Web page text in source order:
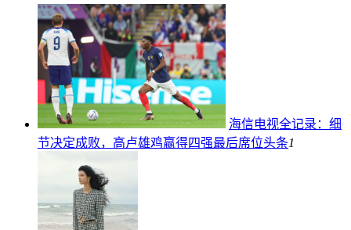
海信电视全记录：细
节决定成败，高卢雄鸡赢得四强最后席位头条1